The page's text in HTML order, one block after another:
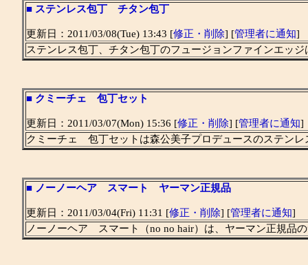
■ ステンレス包丁 チタン包丁
更新日：2011/03/08(Tue) 13:43 [修正・削除] [管理者に通知]
ステンレス包丁、チタン包丁のフュージョンファインエッ
■ クミーチェ 包丁セット
更新日：2011/03/07(Mon) 15:36 [修正・削除] [管理者に通知]
クミーチェ 包丁セットは森公美子プロデュースのステンレ
■ ノーノーヘア スマート ヤーマン正規品
更新日：2011/03/04(Fri) 11:31 [修正・削除] [管理者に通知]
ノーノーヘア スマート（no no hair）は、ヤーマン正規品